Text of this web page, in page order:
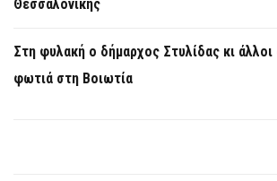
Θεσσαλονίκης
Στη φυλακή ο δήμαρχος Στυλίδας κι
φωτιά στη Βοιωτία